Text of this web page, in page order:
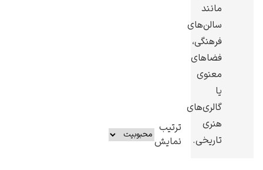
مانند
سالن‌های
فرهنگی،
فضاهای
معنوی
یا
گالری‌های
هنری
تاریخی.
ترتیب
نمایش